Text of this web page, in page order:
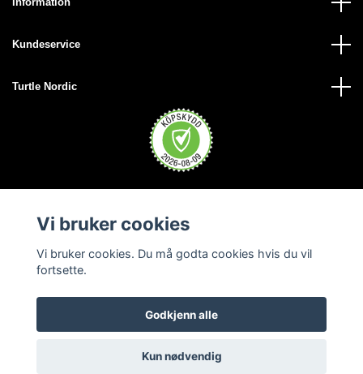
Kundeservice
Turtle Nordic
© 2026 Turtle Nordic - Norge
Vi bruker cookies
Vi bruker cookies. Du må godta cookies hvis du vil
fortsette.
Godkjenn alle
Kun nødvendig